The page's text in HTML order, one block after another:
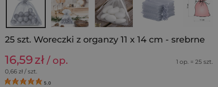
25 szt. Woreczki z organzy 11 x 14 cm - srebrne
16,59zł / op.
1 op. = 25 szt.
0,66 zł / szt.
5.0